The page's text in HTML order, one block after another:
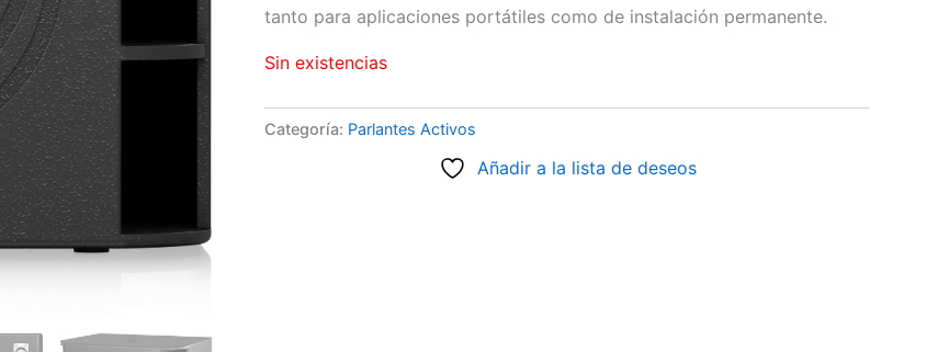
tanto para aplicaciones portátiles como de instalación permanente.
Sin existencias
Categoría: Parlantes Activos
Añadir a la lista de deseos